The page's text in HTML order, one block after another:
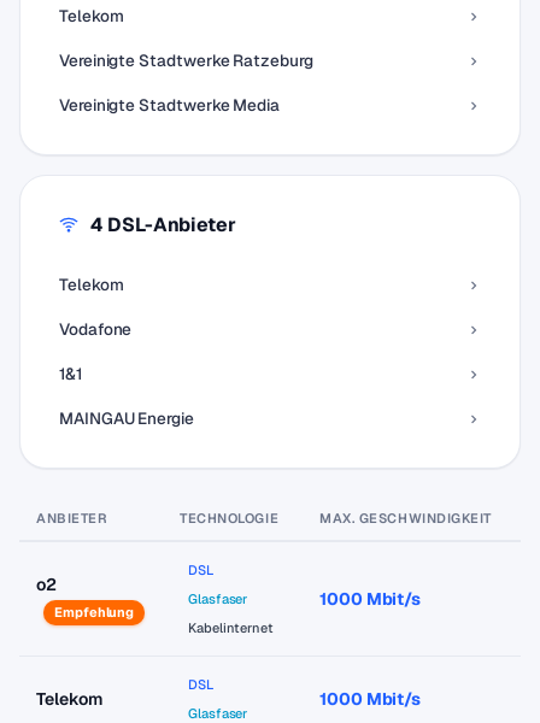
Telekom
Vereinigte Stadtwerke Ratzeburg
Vereinigte Stadtwerke Media
4 DSL-Anbieter
Telekom
Vodafone
1&1
MAINGAU Energie
ANBIETER TECHNOLOGIE MAX. GESCHWINDIGKEIT
o2
Empfehlung
DSL
Glasfaser
Kabelinternet
1000 Mbit/s
Telekom
DSL
Glasfaser
1000 Mbit/s